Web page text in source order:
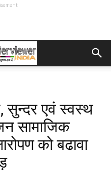
एवं स्वस्थ
सामाजिक
को बढावा